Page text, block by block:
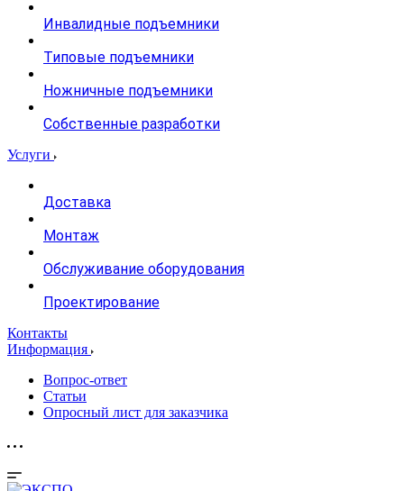
Инвалидные подъемники
Типовые подъемники
Ножничные подъемники
Собственные разработки
Услуги
Доставка
Монтаж
Обслуживание оборудования
Проектирование
Контакты
Информация
Вопрос-ответ
Статьи
Опросный лист для заказчика